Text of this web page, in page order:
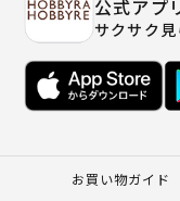
公式アプ
サクサク
お買い物ガイド